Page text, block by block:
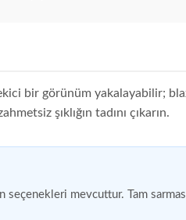
bir görünüm yakalayabilir;
şıklığın tadını çıkarın.
mevcuttur. Tam